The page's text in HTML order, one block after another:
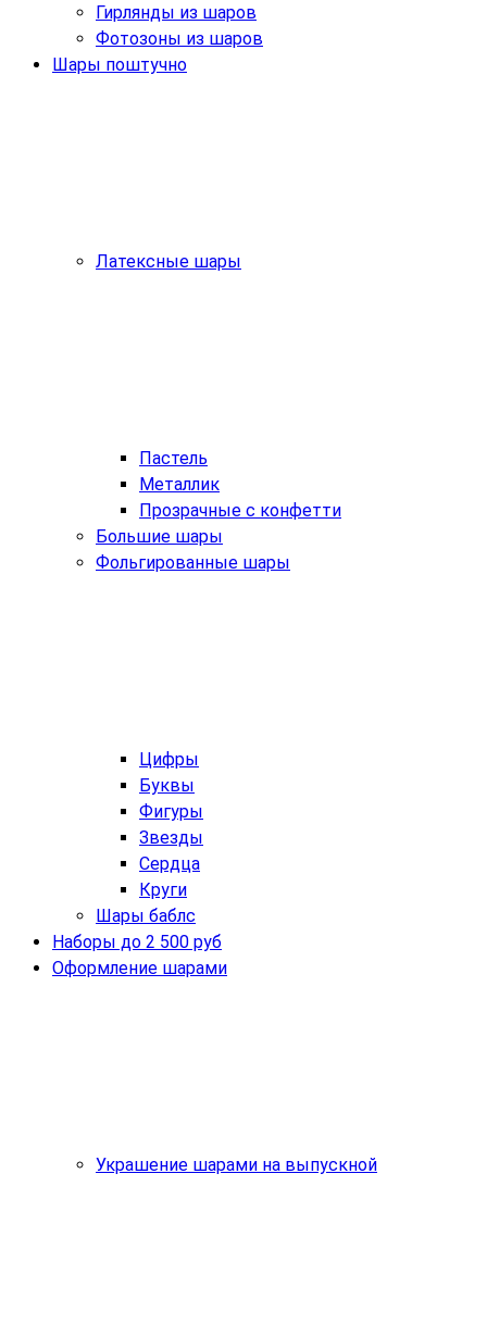
Гирлянды из шаров
Фотозоны из шаров
Шары поштучно
Латексные шары
Пастель
Металлик
Прозрачные с конфетти
Большие шары
Фольгированные шары
Цифры
Буквы
Фигуры
Звезды
Сердца
Круги
Шары баблс
Наборы до 2 500 руб
Оформление шарами
Украшение шарами на выпускной